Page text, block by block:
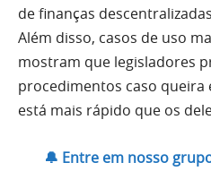
de finanças
Além disso, casos de uso
mostram que legisladores
procedimentos caso
está mais rápido que os
🔔 Entre em nosso